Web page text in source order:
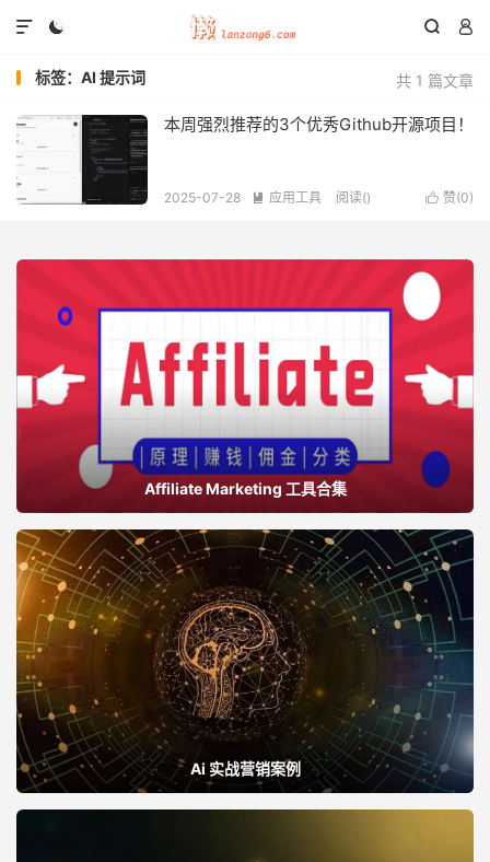
  

共 1 篇文章
标签：AI 提示词
本周强烈推荐的3个优秀Github开源项目！
 赞(0)
2025-07-28  应用工具 阅读()
Affiliate Marketing 工具合集
Ai 实战营销案例